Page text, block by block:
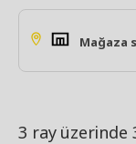
Mağaza
3 ray üzerinde